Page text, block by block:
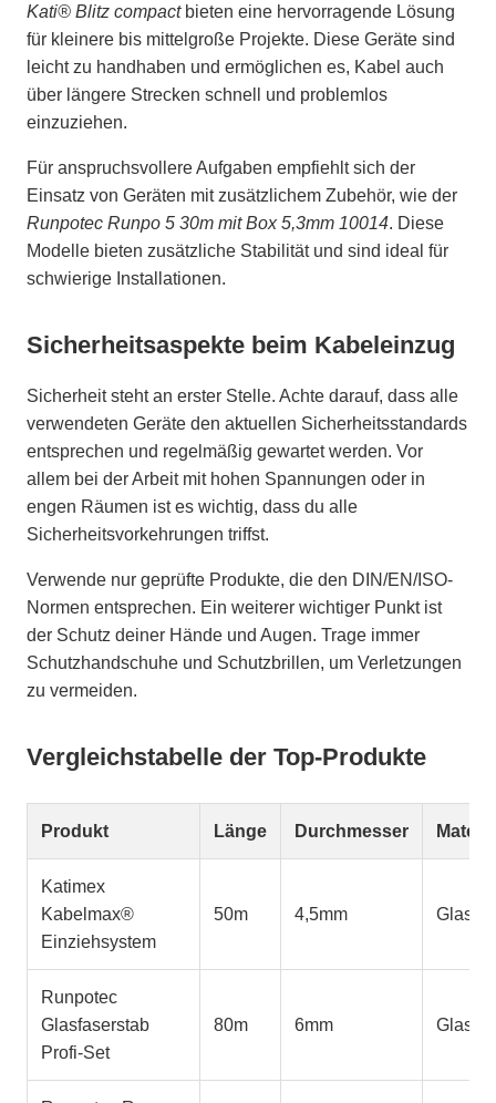
Kati® Blitz compactbieten eine hervorragende Lösung
für kleinere bis mittelgroße Projekte. Diese Geräte sind
leicht zu handhaben und ermöglichen es, Kabel auch
über längere Strecken schnell und problemlos
einzuziehen.
Für anspruchsvollere Aufgaben empfiehlt sich der
Einsatz von Geräten mit zusätzlichem Zubehör, wie der
Runpotec Runpo 5 30m mit Box 5,3mm 10014. Diese
Modelle bieten zusätzliche Stabilität und sind ideal für
schwierige Installationen.
Sicherheitsaspekte beim Kabeleinzug
Sicherheit steht an erster Stelle. Achte darauf, dass alle
verwendeten Geräte den aktuellen Sicherheitsstandards
entsprechen und regelmäßig gewartet werden. Vor
allem bei der Arbeit mit hohen Spannungen oder in
engen Räumen ist es wichtig, dass du alle
Sicherheitsvorkehrungen triffst.
Verwende nur geprüfte Produkte, die den DIN/EN/ISO-
Normen entsprechen. Ein weiterer wichtiger Punkt ist
der Schutz deiner Hände und Augen. Trage immer
Schutzhandschuhe und Schutzbrillen, um Verletzungen
zu vermeiden.
Vergleichstabelle der Top-Produkte
Produkt Länge Durchmesser
Katimex
Kabelmax®
Einziehsystem
50m 4,5mm
Runpotec
Glasfaserstab
Profi-Set
80m 6mm